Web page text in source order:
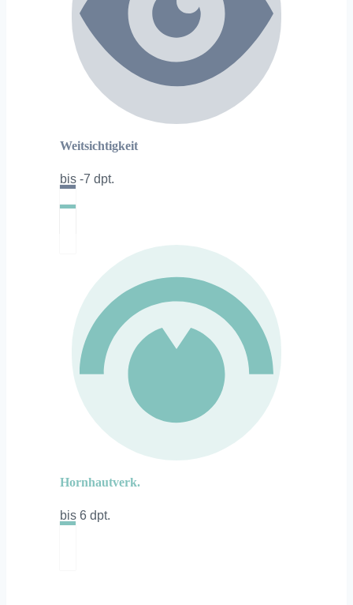
Weitsichtigkeit
bis -7 dpt.
Hornhautverk.
bis 6 dpt.